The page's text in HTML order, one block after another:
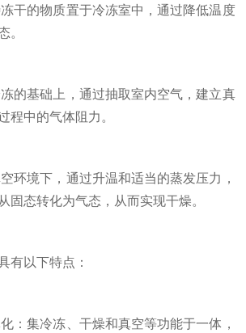
的物质置于冷冻室中，通过降低温度
。
基础上，通过抽取室内空气，建立真
程中的气体阻力。
境下，通过升温和适当的蒸发压力，
固态转化为气态，从而实现干燥。
有以下特点：
集冷冻、干燥和真空等功能于一体，